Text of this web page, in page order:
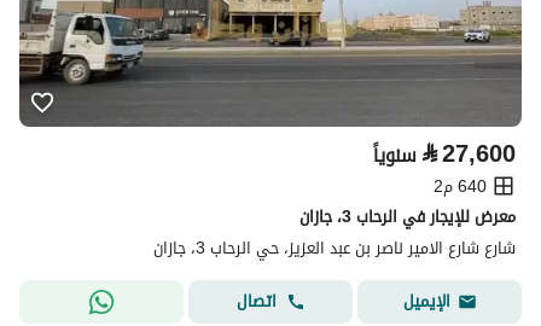
⃁27,600 سنوياً
640 م2
معرض للإيجار في الرحاب 3، جازان
شارع شارع الامير ناصر بن عبد العزيز، حي الرحاب 3، جازان
الإيميل
اتصال